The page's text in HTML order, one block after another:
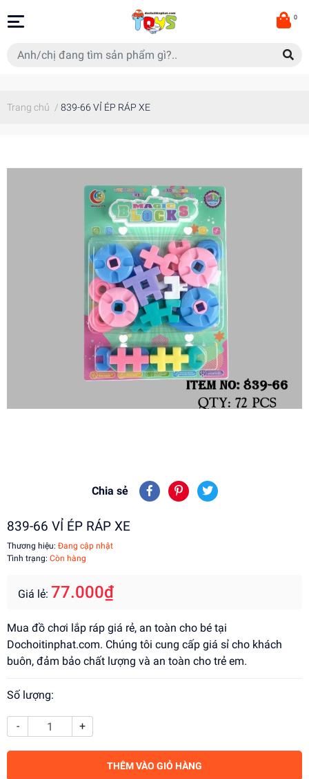
0
Trang chủ / 839-66 VỈ ÉP RÁP XE
Chia sẻ
839-66 VỈ ÉP RÁP XE
Thương hiệu: Đang cập nhật
Tình trạng: Còn hàng
Giá lẻ: 77.000₫
Mua đồ chơi lắp ráp giá rẻ, an toàn cho bé tại
Dochoitinphat.com. Chúng tôi cung cấp giá sỉ cho khách
buôn, đảm bảo chất lượng và an toàn cho trẻ em.
Số lượng:
- +
THÊM VÀO GIỎ HÀNG